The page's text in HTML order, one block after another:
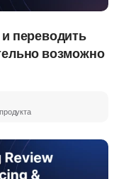
переводить
возможно